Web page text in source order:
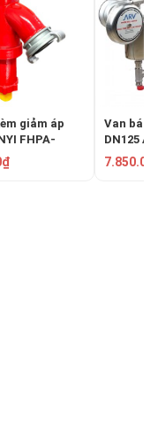
giảm áp
FHPA-
Van báo
DN125